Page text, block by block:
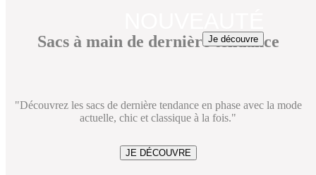
Je découvre
Sacs à main de dernière tendance
"Découvrez les sacs de dernière tendance en phase avec la mode
actuelle, chic et classique à la fois."
JE DÉCOUVRE